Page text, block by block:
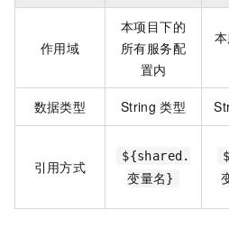
作用域
本项目下的
所有服务配
置内
数据类型 String 类型
引用方式
${shared.
变量名}